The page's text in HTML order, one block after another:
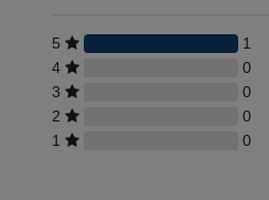
5
1
4
0
3
0
2
0
1
0